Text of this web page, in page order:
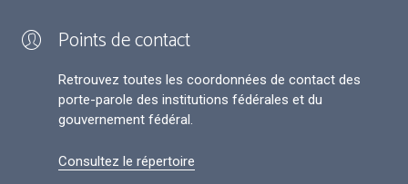
Points de contact
Retrouvez toutes les coordonnées de contact des
porte-parole des institutions fédérales et du
gouvernement fédéral.
Consultez le répertoire